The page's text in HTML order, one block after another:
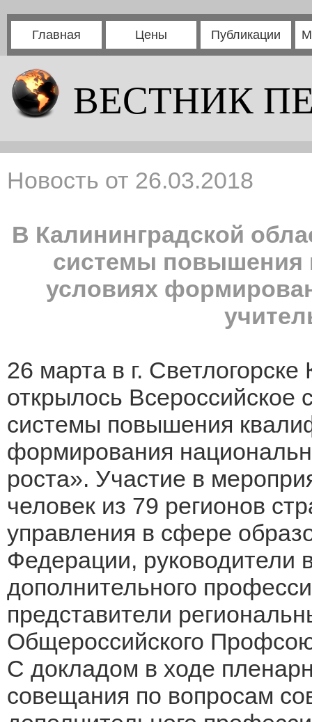
Главная Цены Публикации
ВЕСТНИК
Новость от 26.03.2018
В Калининградской
системы повышения
условиях
26 марта в г.
открылось
системы повышения
формирования
роста». Участие в
человек из 79 регионов
управления в сфере
Федерации, руководители
дополнительного
представители
Общероссийского
С докладом в ходе
совещания по вопросам